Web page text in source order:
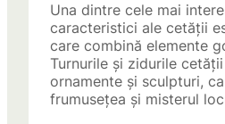
Una dintre cele mai
caracteristici ale cetății
care combină elemente
Turnurile și zidurile
ornamente și sculpturi,
frumusețea și misterul